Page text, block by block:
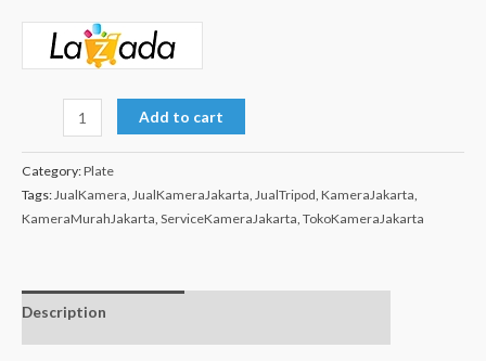
Add to cart
Category:Plate
Tags:JualKamera, JualKameraJakarta, JualTripod, KameraJakarta,
KameraMurahJakarta, ServiceKameraJakarta, TokoKameraJakarta
Description